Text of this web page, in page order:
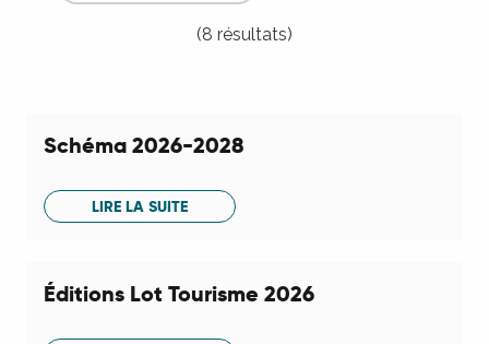
(8 résultats)
Schéma 2026-2028
LIRE LA SUITE
Éditions Lot Tourisme 2026